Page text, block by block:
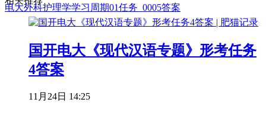
电大外科护理学学习周期01任务_0005答案
国开电大《现代汉语专题》形考任务
4答案
11月24日 14:25